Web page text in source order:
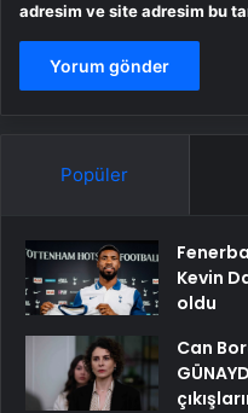
adresim ve site adresim bu
Popüler
Kevin
oldu
Can